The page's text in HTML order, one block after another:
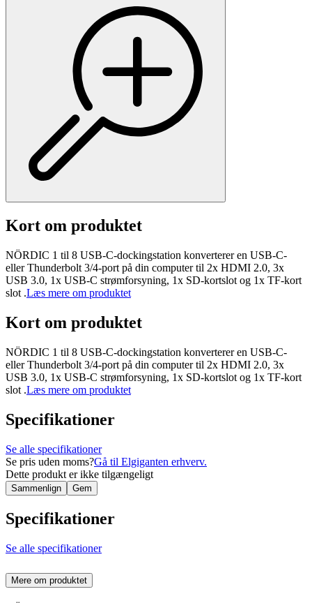
Kort om produktet
NÖRDIC 1 til 8 USB-C-dockingstation konverterer en USB-C-
eller Thunderbolt 3/4-port på din computer til 2x HDMI 2.0, 3x
USB 3.0, 1x USB-C strømforsyning, 1x SD-kortslot og 1x TF-kort
slot .Læs mere om produktet
Kort om produktet
NÖRDIC 1 til 8 USB-C-dockingstation konverterer en USB-C-
eller Thunderbolt 3/4-port på din computer til 2x HDMI 2.0, 3x
USB 3.0, 1x USB-C strømforsyning, 1x SD-kortslot og 1x TF-kort
slot .Læs mere om produktet
Specifikationer
Se alle specifikationer
Se pris uden moms?Gå til Elgiganten erhverv.
Dette produkt er ikke tilgængeligt
Sammenlign Gem
Specifikationer
Se alle specifikationer
Mere om produktet